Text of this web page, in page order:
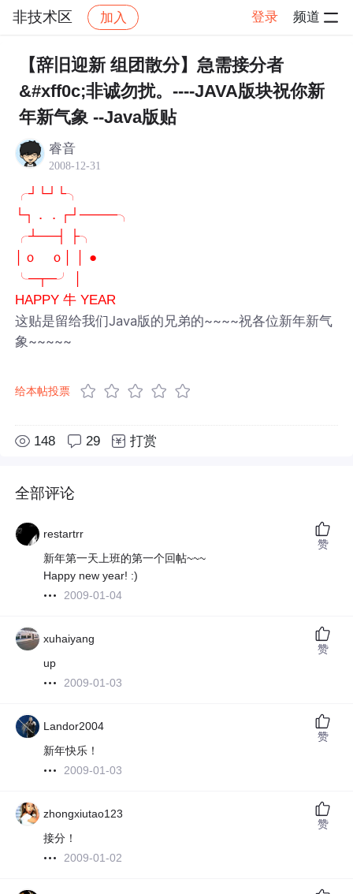
非技术区 加入 登录 频道
社区 非技术区 帖子详情
【辞旧迎新 组团散分】急需接分者
&#xff0c;非诚勿扰。----JAVA版块祝你新
年新气象 --Java版贴
睿音
2008-12-31
╭┘└┘└╮
└┐．．┌┘────╮
╭┴──┤ ├╮
│ｏ ｏ│ │ ●
╰─┬─╯ │
HAPPY 牛 YEAR
这贴是留给我们Java版的兄弟的~~~~祝各位新年新气
象~~~~~
给本帖投票
148 29 打赏
全部评论
restartrr
新年第一天上班的第一个回帖~~~
Happy new year! :)
2009-01-04
赞
xuhaiyang
up
2009-01-03
赞
Landor2004
新年快乐！
2009-01-03
赞
zhongxiutao123
接分！
2009-01-02
赞